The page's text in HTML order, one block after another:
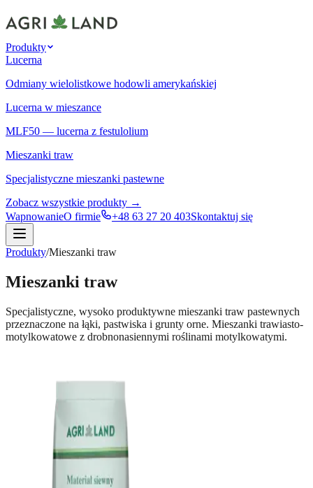
Produkty
Lucerna
Odmiany wielolistkowe hodowli amerykańskiej
Lucerna w mieszance
MLF50 — lucerna z festulolium
Mieszanki traw
Specjalistyczne mieszanki pastewne
Zobacz wszystkie produkty →
WapnowanieO firmie +48 63 27 20 403Skontaktuj się
Produkty/Mieszanki traw
Mieszanki traw
Specjalistyczne, wysoko produktywne mieszanki traw pastewnych
przeznaczone na łąki, pastwiska i grunty orne. Mieszanki trawiasto-
motylkowatowe z drobnonasiennymi roślinami motylkowatymi.